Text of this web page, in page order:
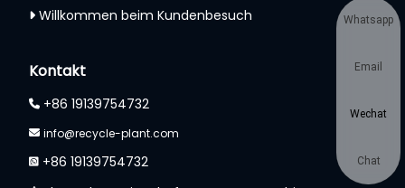
Willkommen beim Kundenbesuch
Kontakt
+86 19139754732
info@recycle-plant.com
+86 19139754732
Whatsapp
Email
Wechat
Chat